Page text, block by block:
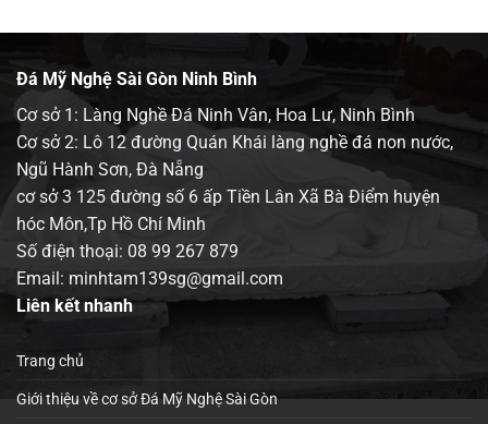
Đá Mỹ Nghệ Sài Gòn Ninh Bình
Cơ sở 1: Làng Nghề Đá Ninh Vân, Hoa Lư, Ninh Bình
Cơ sở 2: Lô 12 đường Quán Khái làng nghề đá non nước,
Ngũ Hành Sơn, Đà Nẵng
cơ sở 3 125 đường số 6 ấp Tiền Lân Xã Bà Điểm huyện
hóc Môn,Tp Hồ Chí Minh
Số điện thoại: 08 99 267 879
Email: minhtam139sg@gmail.com
Liên kết nhanh
Trang chủ
Giới thiệu về cơ sở Đá Mỹ Nghệ Sài Gòn